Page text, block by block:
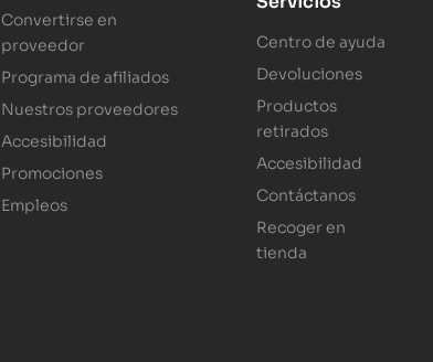
Convertirse en
proveedor
Programa de afiliados
Nuestros proveedores
Accesibilidad
Promociones
Empleos
Centro de ayuda
Devoluciones
Productos
retirados
Accesibilidad
Contáctanos
Recoger en
tienda